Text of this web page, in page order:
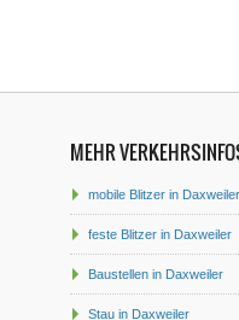
MEHR
mobile Blitzer in Daxweiler
feste Blitzer in Daxweiler
Baustellen in Daxweiler
Stau in Daxweiler